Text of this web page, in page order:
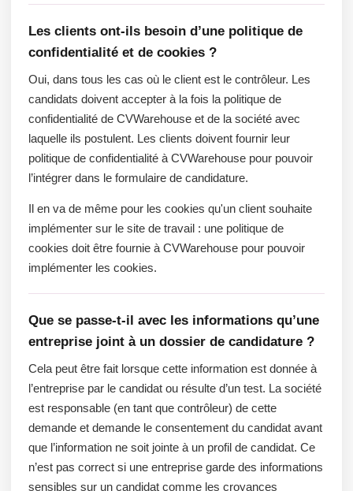
Les clients ont-ils besoin d’une politique de
confidentialité et de cookies ?
Oui, dans tous les cas où le client est le contrôleur. Les
candidats doivent accepter à la fois la politique de
confidentialité de CVWarehouse et de la société avec
laquelle ils postulent. Les clients doivent fournir leur
politique de confidentialité à CVWarehouse pour pouvoir
l’intégrer dans le formulaire de candidature.
Il en va de même pour les cookies qu'un client souhaite
implémenter sur le site de travail : une politique de
cookies doit être fournie à CVWarehouse pour pouvoir
implémenter les cookies.
Que se passe-t-il avec les informations qu’une
entreprise joint à un dossier de candidature ?
Cela peut être fait lorsque cette information est donnée à
l’entreprise par le candidat ou résulte d’un test. La société
est responsable (en tant que contrôleur) de cette
demande et demande le consentement du candidat avant
que l’information ne soit jointe à un profil de candidat. Ce
n’est pas correct si une entreprise garde des informations
sensibles sur un candidat comme les croyances